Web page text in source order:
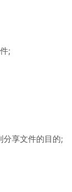
;
分享文件的目的;